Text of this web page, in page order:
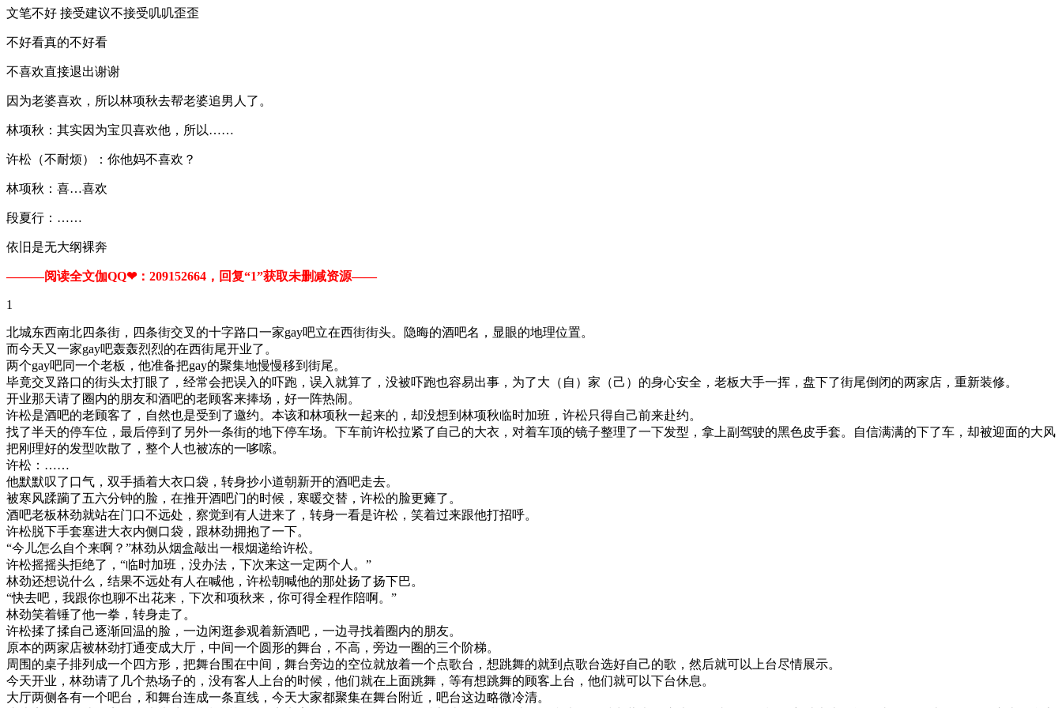
文笔不好 接受建议不接受叽叽歪歪
不好看真的不好看
不喜欢直接退出谢谢
因为老婆喜欢，所以林项秋去帮老婆追男人了。
林项秋：其实因为宝贝喜欢他，所以……
许松（不耐烦）：你他妈不喜欢？
林项秋：喜…喜欢
段夏行：……
依旧是无大纲裸奔
———阅读全文伽QQ❤：209152664，回复“1”获取未删减资源—​​​​—
1
北城东西南北四条街，四条街交叉的十字路口一家gay吧立在西街街头。隐晦的酒吧名，显眼的地理位置。
而今天又一家gay吧轰轰烈烈的在西街尾开业了。
两个gay吧同一个老板，他准备把gay的聚集地慢慢移到街尾。
毕竟交叉路口的街头太打眼了，经常会把误入的吓跑，误入就算了，没被吓跑也容易出事，为了大（自）家（己）的身心安全，老板大手一挥，盘下了街尾倒闭的两家店，重新装修。
开业那天请了圈内的朋友和酒吧的老顾客来捧场，好一阵热闹。
许松是酒吧的老顾客了，自然也是受到了邀约。本该和林项秋一起来的，却没想到林项秋临时加班，许松只得自己前来赴约。
找了半天的停车位，最后停到了另外一条街的地下停车场。下车前许松拉紧了自己的大衣，对着车顶的镜子整理了一下发型，拿上副驾驶的黑色皮手套。自信满满的下了车，却被迎面的大风
把刚理好的发型吹散了，整个人也被冻的一哆嗦。
许松：……
他默默叹了口气，双手插着大衣口袋，转身抄小道朝新开的酒吧走去。
被寒风蹂躏了五六分钟的脸，在推开酒吧门的时候，寒暖交替，许松的脸更瘫了。
酒吧老板林劲就站在门口不远处，察觉到有人进来了，转身一看是许松，笑着过来跟他打招呼。
许松脱下手套塞进大衣内侧口袋，跟林劲拥抱了一下。
“今儿怎么自个来啊？”林劲从烟盒敲出一根烟递给许松。
许松摇摇头拒绝了，“临时加班，没办法，下次来这一定两个人。”
林劲还想说什么，结果不远处有人在喊他，许松朝喊他的那处扬了扬下巴。
“快去吧，我跟你也聊不出花来，下次和项秋来，你可得全程作陪啊。”
林劲笑着锤了他一拳，转身走了。
许松揉了揉自己逐渐回温的脸，一边闲逛参观着新酒吧，一边寻找着圈内的朋友。
原本的两家店被林劲打通变成大厅，中间一个圆形的舞台，不高，旁边一圈的三个阶梯。
周围的桌子排列成一个四方形，把舞台围在中间，舞台旁边的空位就放着一个点歌台，想跳舞的就到点歌台选好自己的歌，然后就可以上台尽情展示。
今天开业，林劲请了几个热场子的，没有客人上台的时候，他们就在上面跳舞，等有想跳舞的顾客上台，他们就可以下台休息。
大厅两侧各有一个吧台，和舞台连成一条直线，今天大家都聚集在舞台附近，吧台这边略微冷清。